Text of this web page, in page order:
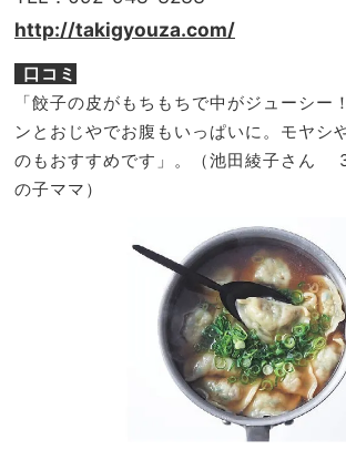
http://takigyouza.com/
口コミ
「餃子の皮がもちもちで中がジューシー
ンとおじやでお腹もいっぱいに。モヤシ
のもおすすめです」。（池田綾子さん
の子ママ）